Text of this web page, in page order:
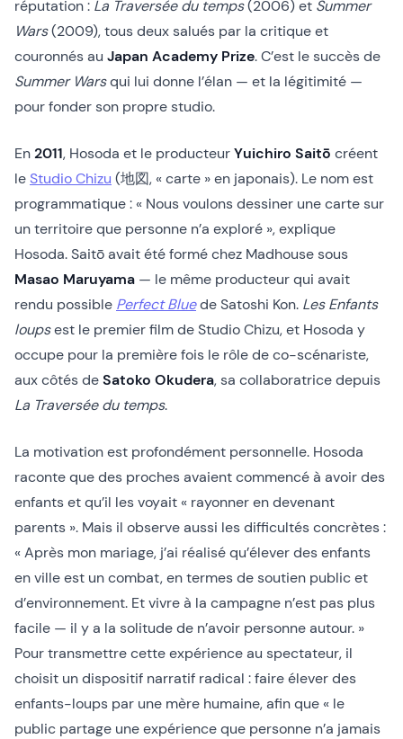
réputation : La Traversée du temps(2006) et Summer
Wars(2009), tous deux salués par la critique et
couronnés au Japan Academy Prize. C’est le succès de
Summer Warsqui lui donne l’élan — et la légitimité —
pour fonder son propre studio.
En2011, Hosoda et le producteurYuichiro Saitō créent
le Studio Chizu (地図, « carte » en japonais). Le nom est
programmatique : « Nous voulons dessiner une carte sur
un territoire que personne n’a exploré », explique
Hosoda. Saitō avait été formé chez Madhouse sous
Masao Maruyama — le même producteur qui avait
rendu possible Perfect Bluede Satoshi Kon. Les Enfants
loupsest le premier film de Studio Chizu, et Hosoda y
occupe pour la première fois le rôle de co-scénariste,
aux côtés deSatoko Okudera, sa collaboratrice depuis
La Traversée du temps.
La motivation est profondément personnelle. Hosoda
raconte que des proches avaient commencé à avoir des
enfants et qu’il les voyait « rayonner en devenant
parents ». Mais il observe aussi les difficultés concrètes :
« Après mon mariage, j’ai réalisé qu’élever des enfants
en ville est un combat, en termes de soutien public et
d’environnement. Et vivre à la campagne n’est pas plus
facile — il y a la solitude de n’avoir personne autour. »
Pour transmettre cette expérience au spectateur, il
choisit un dispositif narratif radical : faire élever des
enfants-loups par une mère humaine, afin que « le
public partage une expérience que personne n’a jamais